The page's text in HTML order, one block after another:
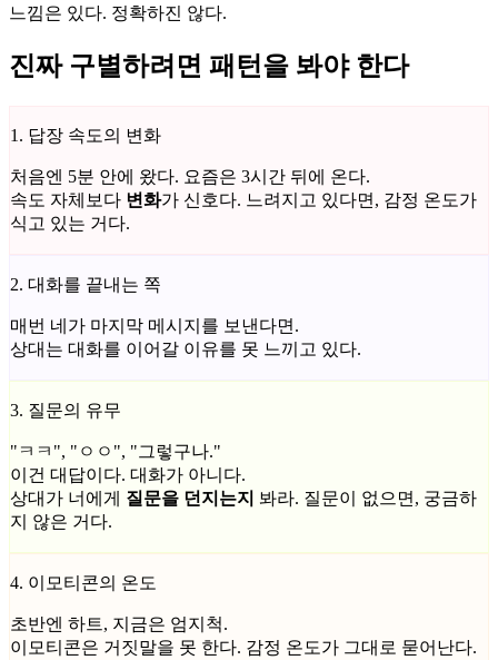
느낌은 있다. 정확하진 않다.
진짜 구별하려면 패턴을 봐야 한다
1. 답장 속도의 변화
처음엔 5분 안에 왔다. 요즘은 3시간 뒤에 온다.
속도 자체보다 변화가 신호다. 느려지고 있다면, 감정 온도가
식고 있는 거다.
2. 대화를 끝내는 쪽
매번 네가 마지막 메시지를 보낸다면.
상대는 대화를 이어갈 이유를 못 느끼고 있다.
3. 질문의 유무
"ㅋㅋ", "ㅇㅇ", "그렇구나."
이건 대답이다. 대화가 아니다.
상대가 너에게 질문을 던지는지 봐라. 질문이 없으면, 궁금하
지 않은 거다.
4. 이모티콘의 온도
초반엔 하트, 지금은 엄지척.
이모티콘은 거짓말을 못 한다. 감정 온도가 그대로 묻어난다.